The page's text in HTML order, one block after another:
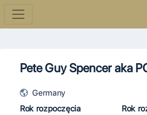
Pete Guy Spencer aka
Germany
Rok rozpoczęcia
Rok